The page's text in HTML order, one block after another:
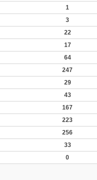
1
3
22
17
64
247
29
43
167
223
256
33
0